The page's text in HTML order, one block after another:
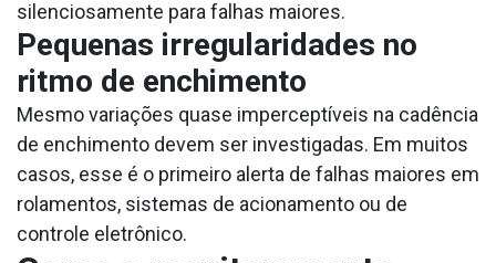
silenciosamente para falhas maiores.
Pequenas irregularidades no
ritmo de enchimento
Mesmo variações quase imperceptíveis na cadência
de enchimento devem ser investigadas. Em muitos
casos, esse é o primeiro alerta de falhas maiores em
rolamentos, sistemas de acionamento ou de
controle eletrônico.